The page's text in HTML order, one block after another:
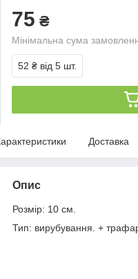
75 ₴
Мінімальна сума
52 ₴ від 5 шт.
Доставка
Опис
Розмір: 10 см.
Тип: вирубування. +